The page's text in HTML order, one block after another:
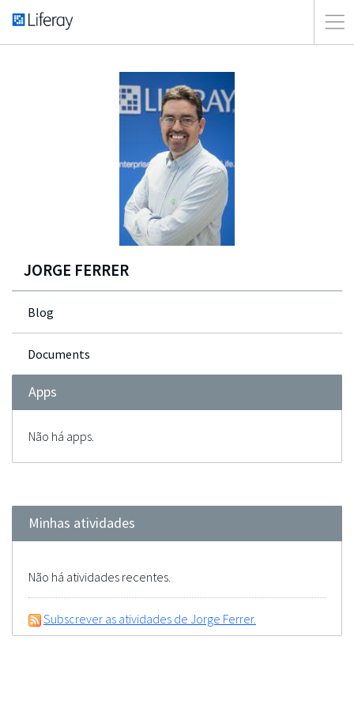
JORGE FERRER
Blog
Documents
Apps
Não há apps.
Minhas atividades
Não há atividades recentes.
Subscrever as atividades de Jorge Ferrer.